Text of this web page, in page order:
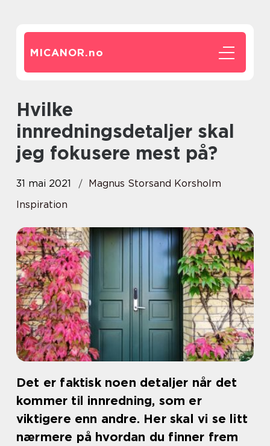
MICANOR.no
Hvilke
innredningsdetaljer skal
jeg fokusere mest på?
31 mai 2021
Magnus Storsand Korsholm
Inspiration
Det er faktisk noen detaljer når det
kommer til innredning, som er
viktigere enn andre. Her skal vi se litt
nærmere på hvordan du finner frem